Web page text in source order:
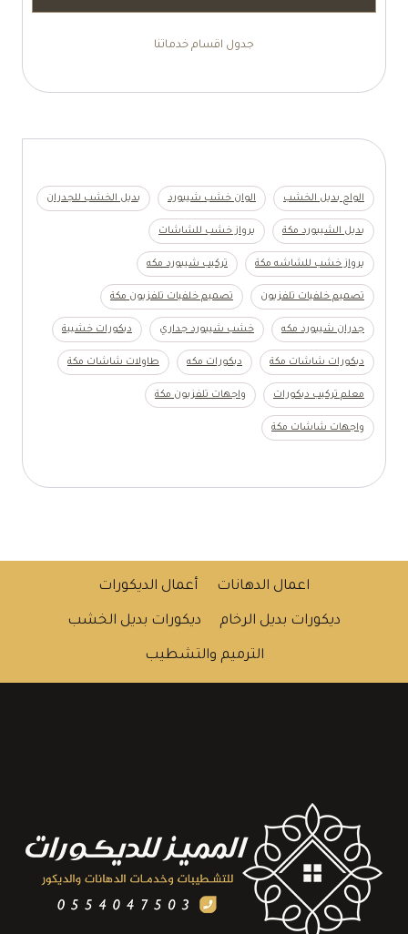
جدول اقسام خدماتنا
الواح بديل الخشب الوان خشب شيبورد بديل الخشب للجدران
بديل الشيبورد مكة برواز خشب للشاشات
برواز خشب للشاشه مكة تركيب شيبورد مكه
تصميم خلفيات تلفزيون تصميم خلفيات تلفزيون مكة
جدران شيبورد مكه خشب شيبورد جداري ديكورات خشبية
ديكورات شاشات مكة ديكورات مكه طاولات شاشات مكة
معلم تركيب ديكورات واجهات تلفزيون مكة
واجهات شاشات مكة
اعمال الدهانات أعمال الديكورات
ديكورات بديل الرخام ديكورات بديل الخشب
الترميم والتشطيب